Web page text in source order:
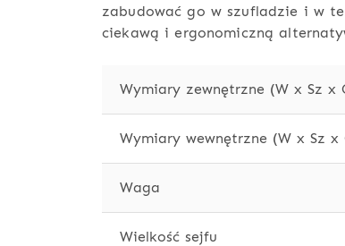
zabudować go w szufladzie i w
ciekawą i ergonomiczną
Wymiary zewnętrzne (W x Sz x
Wymiary wewnętrzne (W x Sz x
Waga
Wielkość sejfu